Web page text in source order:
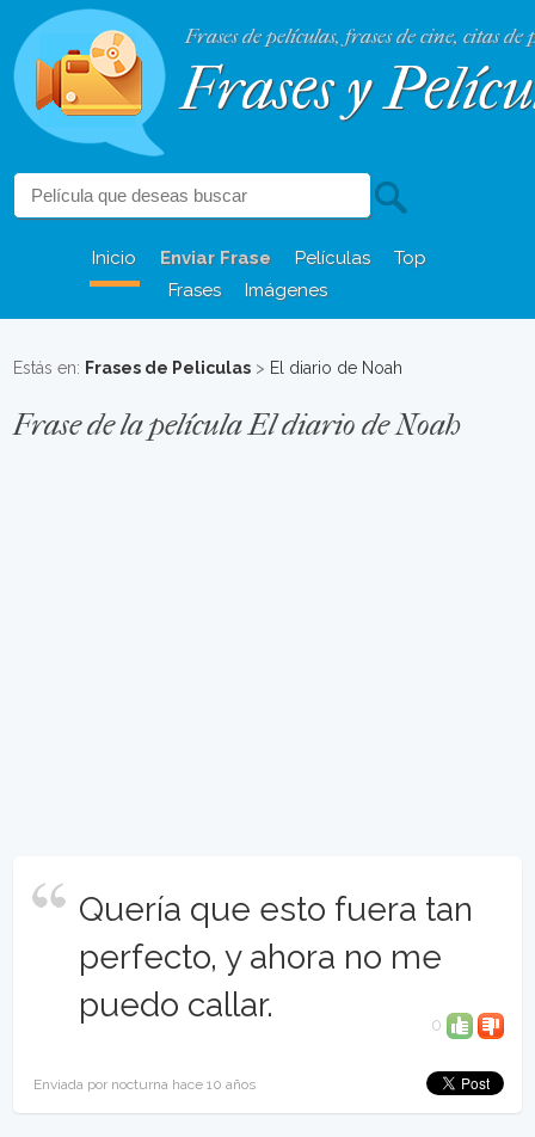
Frases de películas, frases de cine, citas de
Frases y
Inicio Enviar Frase Películas
Top
Frases
Imágenes
Estás en: Frases de Peliculas > El diario de Noah
Frase de la película El diario de Noah
Quería que esto fuera tan
perfecto, y ahora no me
puedo callar.
0
Enviada por nocturna hace 10 años